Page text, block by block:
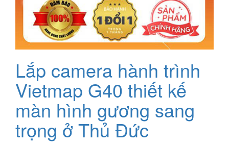
Lắp camera hành trình
Vietmap G40 thiết kế
màn hình gương sang
trọng ở Thủ Đức